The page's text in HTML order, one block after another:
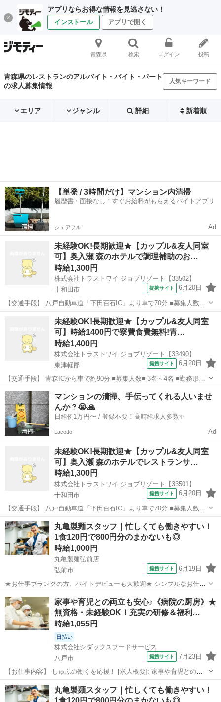
アプリならお得な情報を見逃さない！
インストール アプリで開く
青森県 検索 ログイン 投稿
青森県のレストランのアルバイト・バイト・パート
の求人募集情報
人気キーワード
エリア ジャンル 詳細 新着順
【単発 / 3時間だけ】マンション内清掃
履歴書・面接なし！すぐお給料がもらえるバイトアプリ
シェアフル Ad
未経験OK!長期歓迎★【カップル&友人同室
可】奥入瀬 森のホテルで調理補助のお…
時給1,300円
株式会社トラストワイ ジョブリゾート【33502】
十和田市
提携サイト 6月20日
【交通手段】 八戸自動車道「下田百石IC」より車で70分 ■募集人数■
2名 ■勤務形態■ シフト制 ■待遇■ 食事無料 温泉利用可 交通費支給 車
持ち込み可 ■寮■ 寮費光熱費込みで月1万円 単身寮設備:洗濯機、風...
十和田市 レストラン
未経験OK!長期歓迎★【カップル&友人同室
可】時給1400円で寮費食費無料!青…
時給1,400円
株式会社トラストワイ ジョブリゾート【33490】
東津軽郡
提携サイト 6月20日
【交通手段】 青森ICから車で約90分 ■募集人数■ 3名～4名 ■勤務形態
■ シフト制 ■待遇■ 寮費・光熱費無料 食事無料 温泉利用可 交通費支給
■寮■ 個室、寮費光熱費無料! 個室設備:トイレ 共有設備:お風...
青森 東津軽郡 レストラン
マンションの清掃、手伝ってくれる人いませ
んか？😭🙏
日給例1万円〜 / 登録不要！高時給求人多数✨
Lacotto Ad
未経験OK!長期歓迎★【カップル&友人同室
可】奥入瀬 森のホテルでレストランサ…
時給1,300円
株式会社トラストワイ ジョブリゾート【33501】
十和田市
提携サイト 6月20日
【交通手段】 八戸自動車道「下田百石IC」より車で70分 ■募集人数■
2名 ■勤務形態■ シフト制 ■待遇■ 食事無料 温泉利用可 交通費支給 車
持ち込み可 ■寮■ 寮費光熱費込みで月1万円 単身寮設備:洗濯機、風...
青森 十和田市 レストラン
丸亀製麺スタッフ｜忙しくても働きやすい！
1食120円で800円分のまかないも◎
時給1,000円
丸亀製麺弘前店
弘前市
提携サイト 6月19日
★お仕事ブランクの方、バイトデビューも大歓迎★ シンプルなお仕事
がほとんど◎ ・業務は細かく分けて分担／一つ一つの仕事が効率よく
できる仕組み ・丁寧な研修としっかりとしたレシピ完備 未経験の方で
も安心できる体制でお待ちしてい...
青森 弘前市 レストラン
家事や育児との両立も安心♪《病院の厨房》★
無資格・未経験OK！充実の研修＆福利…
時給1,055円
日払い
株式会社シダックスフードサービス
八戸市
提携サイト 7月23日
【お仕事内容】 しゅふの働くを応援！ [求人概要]: 家事や育児との両
立も安心♪《病院の厨房》★無資格・未経験OK！充実の研修＆福利厚
生で安心スタート◎20～40代しゅふ活躍中 [職種名]: 資格なし・病院の
青森 八戸市 レストラン
丸亀製麺スタッフ｜忙しくても働きやすい！
1食120円で800円分のまかないも◎